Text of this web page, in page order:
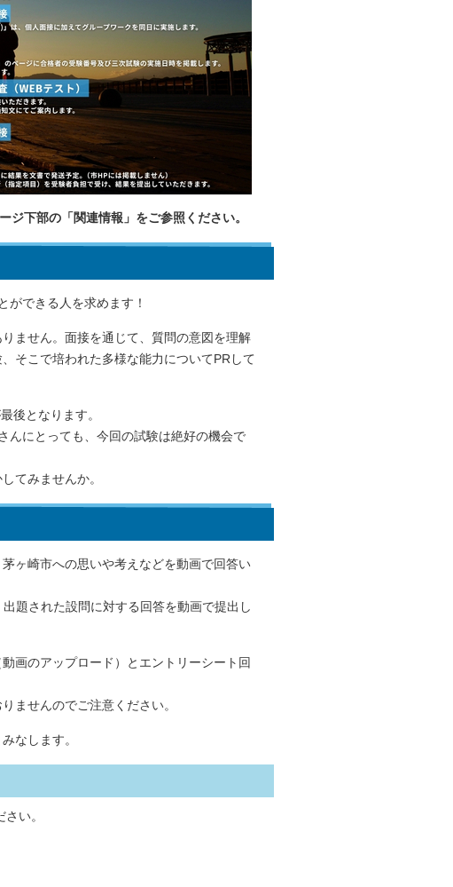
ジ下部の「関連情報」をご参照ください。
ができる人を求めます！
ません。面接を通じて、質問の意図を理解
そこで培われた多様な能力についてPRして
後となります。
んにとっても、今回の試験は絶好の機会で
てみませんか。
ヶ崎市への思いや考えなどを動画で回答い
題された設問に対する回答を動画で提出し
画のアップロード）とエントリーシート回
ませんのでご注意ください。
なします。
い。